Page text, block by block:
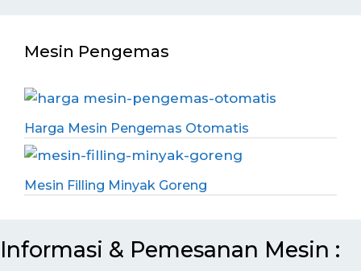
Mesin Pengemas
Harga Mesin Pengemas Otomatis
Mesin Filling Minyak Goreng
Informasi & Pemesanan Mesin :